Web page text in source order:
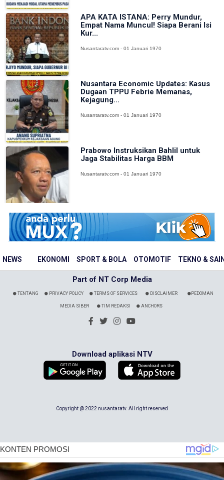
NEWS EKONOMI SPORT & BOLA OTOMOTIF TEKNO &
APA KATA ISTANA: Perry Mundur,
Empat Nama Muncul! Siapa Berani Isi
Kur...
Nusantaratv.com - 01 Januari 1970
Nusantara Economic Updates: Kasus
Dugaan TPPU Febrie Memanas,
Kejagung...
Nusantaratv.com - 01 Januari 1970
Prabowo Instruksikan Bahlil untuk
Jaga Stabilitas Harga BBM
Nusantaratv.com - 01 Januari 1970
Part of NT Corp Media
TENTANG PRIVACY POLICY TERMS OF SERVICES DISCLAIMER PEDOMAN
MEDIA SIBER TIM REDAKSI ANCHORS
Download aplikasi NTV
Copyright @ 2022 nusantaratv. All right reserved